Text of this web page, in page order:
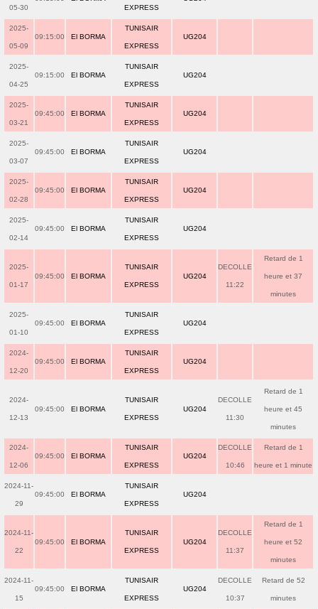
05-30 EXPRESS
2025-
05-09
09:15:00 El BORMA
TUNISAIR
EXPRESS
UG204
2025-
04-25
09:15:00 El BORMA
TUNISAIR
EXPRESS
UG204
2025-
03-21
09:45:00 El BORMA
TUNISAIR
EXPRESS
UG204
2025-
03-07
09:45:00 El BORMA
TUNISAIR
EXPRESS
UG204
2025-
02-28
09:45:00 El BORMA
TUNISAIR
EXPRESS
UG204
2025-
02-14
09:45:00 El BORMA
TUNISAIR
EXPRESS
UG204
2025-
01-17
09:45:00 El BORMA
TUNISAIR
EXPRESS
UG204
DECOLLE
11:22
Retard de 1
heure et 37
minutes
2025-
01-10
09:45:00 El BORMA
TUNISAIR
EXPRESS
UG204
2024-
12-20
09:45:00 El BORMA
TUNISAIR
EXPRESS
UG204
2024-
12-13
09:45:00 El BORMA
TUNISAIR
EXPRESS
UG204
DECOLLE
11:30
Retard de 1
heure et 45
minutes
2024-
12-06
09:45:00 El BORMA
TUNISAIR
EXPRESS
UG204
DECOLLE
10:46
Retard de 1
heure et 1 minute
2024-11-
29
09:45:00 El BORMA
TUNISAIR
EXPRESS
UG204
2024-11-
22
09:45:00 El BORMA
TUNISAIR
EXPRESS
UG204
DECOLLE
11:37
Retard de 1
heure et 52
minutes
2024-11-
15
09:45:00 El BORMA
TUNISAIR
EXPRESS
UG204
DECOLLE
10:37
Retard de 52
minutes